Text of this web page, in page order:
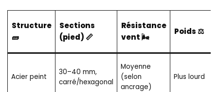
Structure
🧱
Sections
(pied) 📏
Résistance
vent 🌬️
Poids ⚖️
Acier peint
30–40 mm,
carré/hexagonal
Moyenne
(selon
ancrage)
Plus lourd